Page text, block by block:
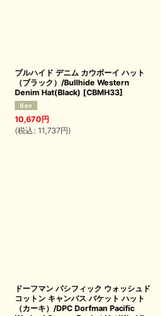
ブルハイド デニム カウボーイ ハット
（ブラック）/Bullhide Western
Denim Hat(Black) [CBMH33]
10,670円
(税込 : 11,737円)
ドーフマン パシフィック ウォッシュド
コットン キャンバス バケット ハット
（カーキ）/DPC Dorfman Pacific